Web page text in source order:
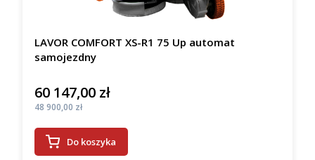
LAVOR COMFORT XS-R1 75 Up automat
samojezdny
Cena
60 147,00 zł
Cena
48 900,00 zł
Do koszyka